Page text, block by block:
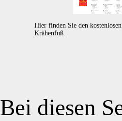
Hier finden Sie den
Krähenfuß.
Bei diesen